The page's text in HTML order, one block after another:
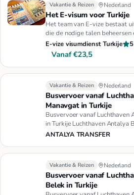
Vakantie & Reizen Nederland
Het E-visum voor Turkije
Het team van E-vize bestaat
die de nodige talen beheersen
van alle veranderin…
E-vize visumdienst Turkije 5
Vanaf €23,5
Vakantie & Reizen Nederland
Busvervoer vanaf
Manavgat in Turkije
Busvervoer vanaf Luchthaven
in Turkije Luchthaven Antalya
Taxi Vervoer in Turk…
ANTALYA TRANSFER
Vakantie & Reizen Nederland
Busvervoer vanaf
Belek in Turkije